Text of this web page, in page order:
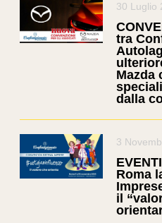
30 Luglio
tra
Mazda
dalla
3
Roma
il